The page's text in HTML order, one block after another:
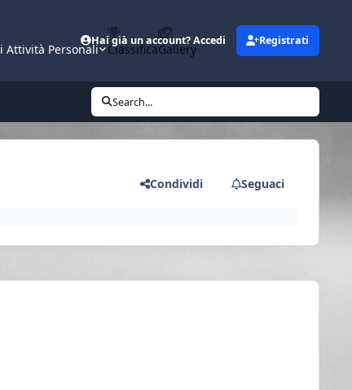
Attività Personali ClassificaGallery
Hai già un account? Accedi Registrati
Search...
Condividi Seguaci